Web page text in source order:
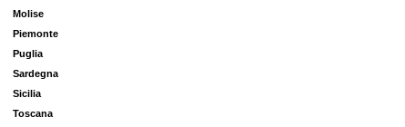
Molise
Piemonte
Puglia
Sardegna
Sicilia
Toscana